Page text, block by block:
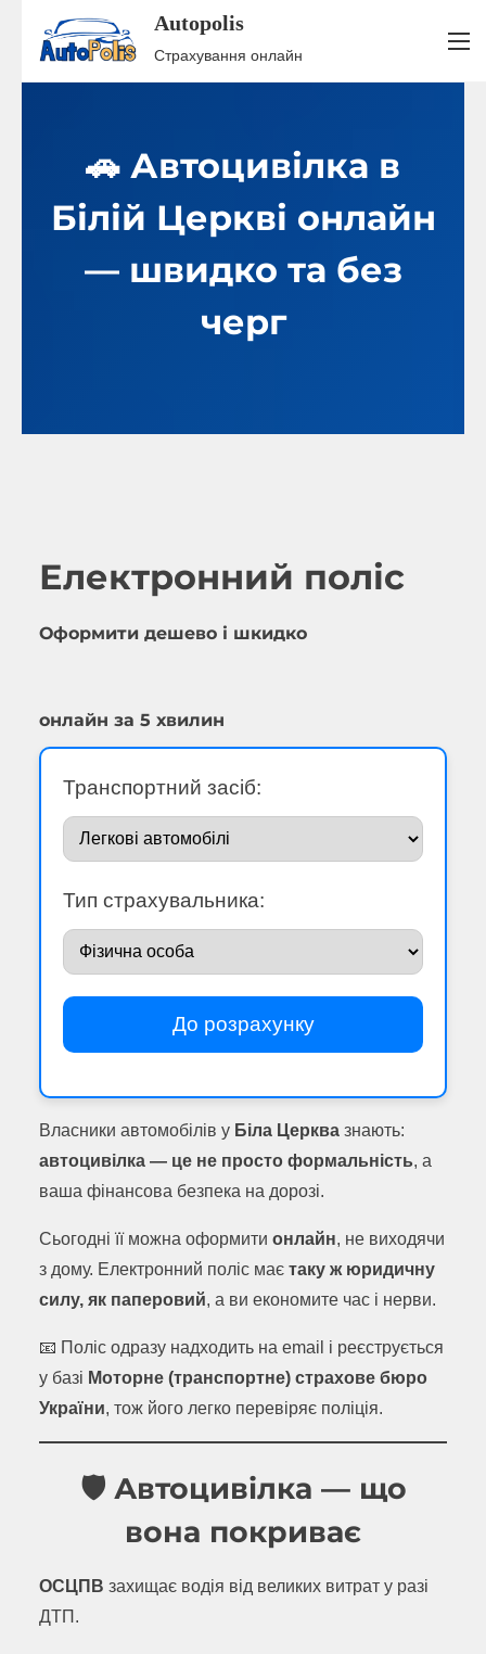
Autopolis
Страхування онлайн
🚗 Автоцивілка в
Білій Церкві онлайн
— швидко та без
черг
Електронний поліс
Оформити дешево і шкидко
онлайн за 5 хвилин
Транспортний засіб:
Тип страхувальника:
До розрахунку
Власники автомобілів у Біла Церква знають:
автоцивілка — це не просто формальність, а
ваша фінансова безпека на дорозі.
Сьогодні її можна оформити онлайн, не виходячи
з дому. Електронний поліс має таку ж юридичну
силу, як паперовий, а ви економите час і нерви.
📧 Поліс одразу надходить на email і реєструється
у базі Моторне (транспортне) страхове бюро
України, тож його легко перевіряє поліція.
🛡 Автоцивілка — що
вона покриває
ОСЦПВ захищає водія від великих витрат у разі
ДТП.